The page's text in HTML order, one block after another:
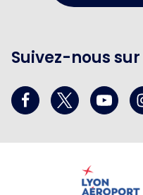
Suivez-nous